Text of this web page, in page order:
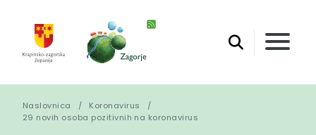
Naslovnica
Koronavirus
29 novih osoba pozitivnih na koronavirus